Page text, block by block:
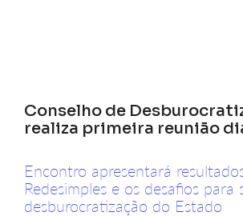
Conselho de
realiza primeira reunião
Encontro apresentará
Redesimples e os desafios para
desburocratização do Estado